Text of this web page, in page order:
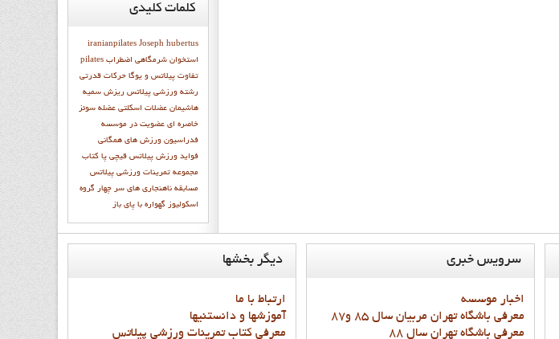
کلمات کلیدی
iranianpilates Joseph hubertus
pilates
استخوان شرمگاهي اضطراب
تفاوت پیلاتس و یوگا حرکات قدرتی
رشته ورزشی پیلاتس ریزش سميه
هاشيمان عضلات اسکلتی عضله سوئز
خاصره ای عضویت در موسسه
فدراسیون ورزش های همگانی
فواید ورزش پیلاتس قيچي پا كتاب
مجموعه تمرينات ورزشي پيلاتس
مسابقه ناهنجاری های سر چهار گروه
اسکولیوز گهواره با پاي باز
ديگر بخشها
ارتباط با ما
آموزشها و دانستنيها
معرفي کتاب تمرينات ورزشي پيلاتس
سرويس خبري
اخبار موسسه
معرفي باشگاه تهران مربيان سال 85 و87
معرفي باشگاه تهران سال 88